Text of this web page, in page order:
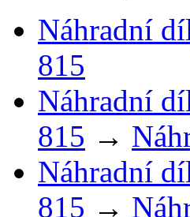
Náhradní
815
Náhradní
815 →
Náhradní
815 →